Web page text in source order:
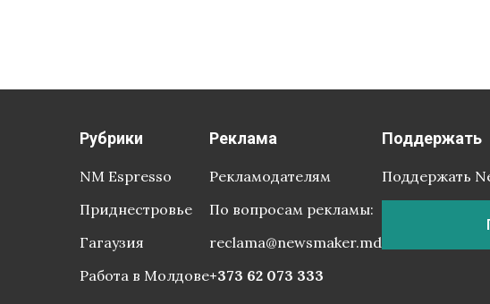
Рубрики
NM Espresso
Приднестровье
Гагаузия
Работа в Молдове
Реклама
Рекламодателям
По вопросам рекламы:
reclama@newsmaker.md
+373 62 073 333
Поддержать
Поддержать